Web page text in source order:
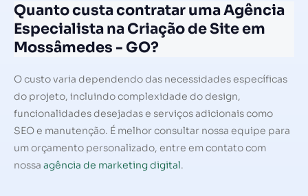
Quanto custa contratar uma Agência
Especialista na Criação de Site em
Mossâmedes - GO?
O custo varia dependendo das necessidades específicas
do projeto, incluindo complexidade do design,
funcionalidades desejadas e serviços adicionais como
SEO e manutenção. É melhor consultar nossa equipe para
um orçamento personalizado, entre em contato com
nossa agência de marketing digital.